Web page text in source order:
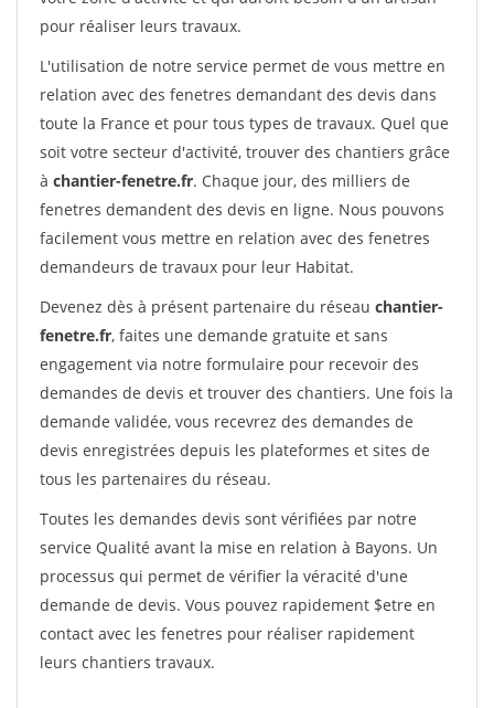
pour réaliser leurs travaux.
L'utilisation de notre service permet de vous mettre en
relation avec des fenetres demandant des devis dans
toute la France et pour tous types de travaux. Quel que
soit votre secteur d'activité, trouver des chantiers grâce
à chantier-fenetre.fr. Chaque jour, des milliers de
fenetres demandent des devis en ligne. Nous pouvons
facilement vous mettre en relation avec des fenetres
demandeurs de travaux pour leur Habitat.
Devenez dès à présent partenaire du réseau chantier-
fenetre.fr, faites une demande gratuite et sans
engagement via notre formulaire pour recevoir des
demandes de devis et trouver des chantiers. Une fois la
demande validée, vous recevrez des demandes de
devis enregistrées depuis les plateformes et sites de
tous les partenaires du réseau.
Toutes les demandes devis sont vérifiées par notre
service Qualité avant la mise en relation à Bayons. Un
processus qui permet de vérifier la véracité d'une
demande de devis. Vous pouvez rapidement $etre en
contact avec les fenetres pour réaliser rapidement
leurs chantiers travaux.